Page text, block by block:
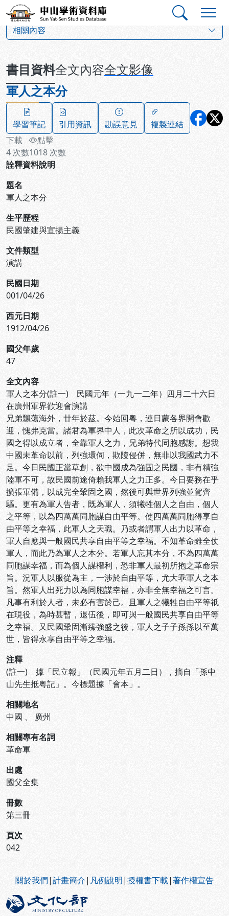
跳到主要內容
中山學術資料庫
相關內容
書目資料全文內容全文影像
軍人之本分
學習筆記 引用資訊 勘誤意見
複製連結
下載
4 次數
點擊
1018 次數
詮釋資料說明
題名
軍人之本分
生平歷程
民國肇建與宣揚主義
文件類型
演講
民國日期
001/04/26
西元日期
1912/04/26
國父年歲
47
全文內容
軍人之本分(註一) 民國元年（一九一二年）四月二十六日
在廣州軍界歡迎會演講
兄弟飄蕩海外，廿年於茲。今始回粤，連日蒙各界開會歡
迎，愧弗克當。諸君為軍界中人，此次革命之所以成功，民
國之得以成立者，全靠軍人之力，兄弟特代同胞感謝。想我
中國未革命以前，列強環伺，欺陵侵併，無非以我國武力不
足。今日民國正當草創，欲中國成為強固之民國，非有精強
陸軍不可，故民國前途倚賴我軍人之力正多。今日要務在乎
擴張軍備，以成完全鞏固之國，然後可與世界列強並駕齊
驅。更有為軍人告者，既為軍人，須犧牲個人之自由，個人
之平等，以為四萬萬同胞謀自由平等。使四萬萬同胞得享自
由平等之幸福，此軍人之天職。乃或者謂軍人出力以革命，
軍人自應與一般國民共享自由平等之幸福。不知革命雖全仗
軍人，而此乃為軍人之本分。若軍人忘其本分，不為四萬萬
同胞謀幸福，而為個人謀權利，恐非軍人最初所抱之革命宗
旨。況軍人以服從為主，一涉於自由平等，尤大乖軍人之本
旨。然軍人出死力以為同胞謀幸福，亦非全無幸福之可言。
凡事有利於人者，未必有害於己。且軍人之犧牲自由平等祇
在現役，為時甚暫，退伍後，即可與一般國民共享自由平等
之幸福。又民國鞏固漸臻強盛之後，軍人之子子孫孫以至萬
世，皆得永享自由平等之幸福。
注釋
(註一) 據「民立報」（民國元年五月二日），摘自「孫中
山先生抵粤記」。今標題據「會本」。
相關地名
中國 、 廣州
相關專有名詞
革命軍
出處
國父全集
冊數
第三冊
頁次
042
關於我們|計畫簡介| 凡例說明|授權書下載|著作權宣告